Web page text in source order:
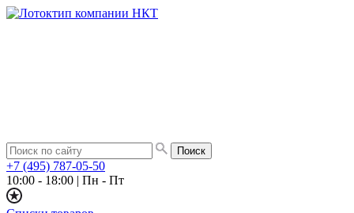
+7 (495) 787-05-50
10:00 - 18:00 | Пн - Пт